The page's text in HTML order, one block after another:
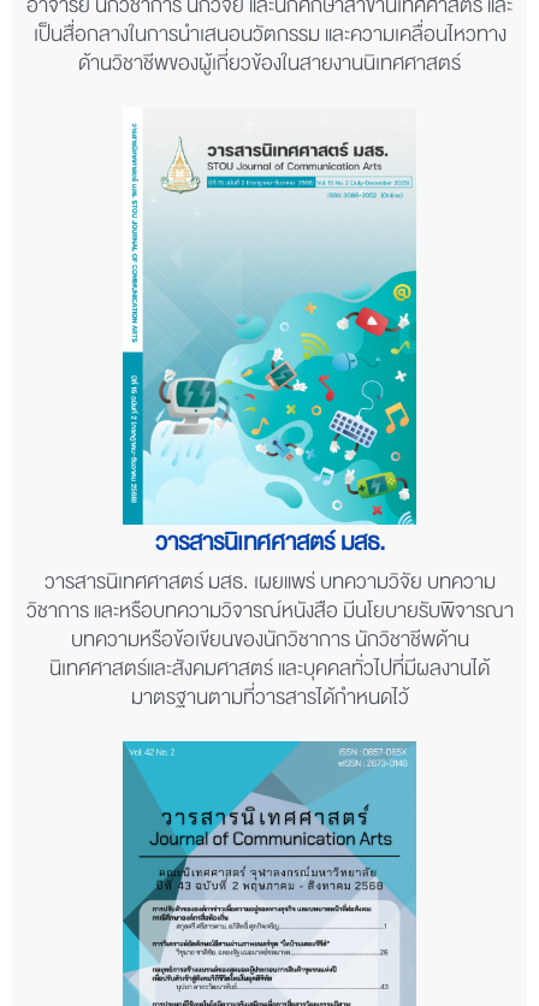
อาจารย์ นักวิชาการ นักวิจัย และนักศึกษาสาขานิเทศศาสตร์ และ
เป็นสื่อกลางในการนำเสนอนวัตกรรม และความเคลื่อนไหวทาง
ด้านวิชาชีพของผู้เกี่ยวข้องในสายงานนิเทศศาสตร์
วารสารนิเทศศาสตร์ มสธ.
วารสารนิเทศศาสตร์ มสธ. เผยแพร่ บทความวิจัย บทความ
วิชาการ และหรือบทความวิจารณ์หนังสือ มีนโยบายรับพิจารณา
บทความหรือข้อเขียนของนักวิชาการ นักวิชาชีพด้าน
นิเทศศาสตร์และสังคมศาสตร์ และบุคคลทั่วไปที่มีผลงานได้
มาตรฐานตามที่วารสารได้กำหนดไว้